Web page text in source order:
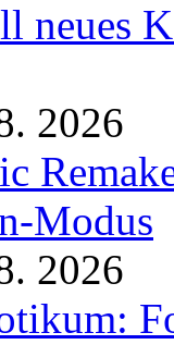
neues
2026
Modus
2026